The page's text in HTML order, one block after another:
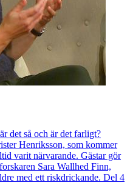
det så och är det farligt?
Henriksson, som kommer
varit närvarande. Gästar gör
Sara Wallhed Finn,
med ett riskdrickande. Del 4